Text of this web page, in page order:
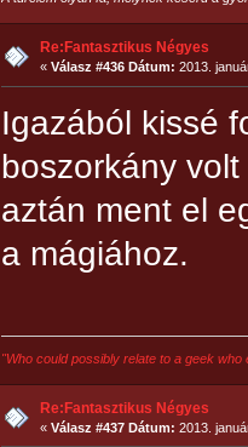
Re:Fantasztikus Négyes
«Válasz #436 Dátum: 2013.
Igazából kissé
boszorkány
aztán ment el
a mágiához.
"Who could possibly relate to a geek
Re:Fantasztikus Négyes
«Válasz #437 Dátum: 2013.